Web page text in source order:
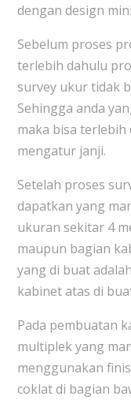
dengan design
Sebelum proses
terlebih dahulu
survey ukur tidak
Sehingga anda
maka bisa
mengatur janji.
Setelah proses
dapatkan yang
ukuran sekitar 4
maupun bagian
yang di buat
kabinet atas di
Pada pembuatan
multiplek yang
menggunakan
coklat di bagian